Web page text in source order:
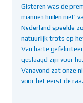
Gisteren was de
mannen huilen niet’
Nederland speelde
natuurlijk trots op
Van harte
geslaagd zijn voor
Vanavond zat onze
voor het eerst de